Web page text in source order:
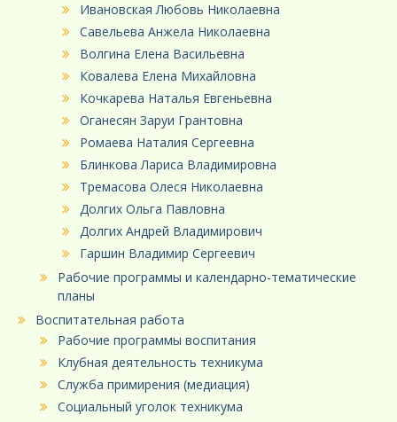
Ивановская Любовь Николаевна
Савельева Анжела Николаевна
Волгина Елена Васильевна
Ковалева Елена Михайловна
Кочкарева Наталья Евгеньевна
Оганесян Заруи Грантовна
Ромаева Наталия Сергеевна
Блинкова Лариса Владимировна
Тремасова Олеся Николаевна
Долгих Ольга Павловна
Долгих Андрей Владимирович
Гаршин Владимир Сергеевич
Рабочие программы и календарно-тематические
планы
Воспитательная работа
Рабочие программы воспитания
Клубная деятельность техникума
Служба примирения (медиация)
Социальный уголок техникума